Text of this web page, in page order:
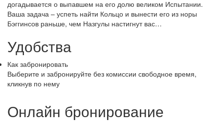
догадывается о выпавшем на его долю великом Испытании.
Ваша задача – успеть найти Кольцо и вынести его из норы
Бэггинсов раньше, чем Назгулы настигнут вас…
Удобства
Как забронировать
Выберите и забронируйте без комиссии свободное время,
кликнув по нему
Онлайн бронирование